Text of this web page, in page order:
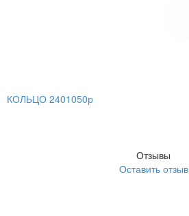
КОЛЬЦО 2401050р
Отзывы
Оставить отзыв